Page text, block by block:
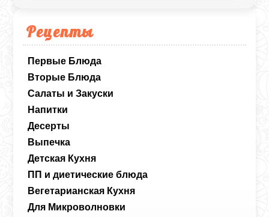
Рецепты
Первые Блюда
Вторые Блюда
Салаты и Закуски
Напитки
Десерты
Выпечка
Детская Кухня
ПП и диетические блюда
Вегетарианская Кухня
Для Микроволновки